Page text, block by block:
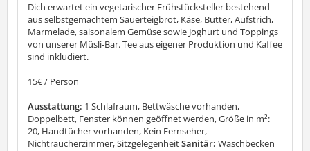
Dich erwartet ein vegetarischer Frühstücksteller bestehend
aus selbstgemachtem Sauerteigbrot, Käse, Butter, Aufstrich,
Marmelade, saisonalem Gemüse sowie Joghurt und Toppings
von unserer Müsli-Bar. Tee aus eigener Produktion und Kaffee
sind inkludiert.
15€ / Person
Ausstattung: 1 Schlafraum, Bettwäsche vorhanden,
Doppelbett, Fenster können geöffnet werden, Größe in m²:
20, Handtücher vorhanden, Kein Fernseher,
Nichtraucherzimmer, SitzgelegenheitSanitär: Waschbecken